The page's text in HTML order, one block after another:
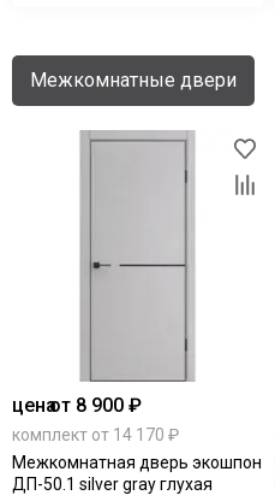
Межкомнатные двери
ценаот 8 900 ₽
комплект от 14 170 ₽
Межкомнатная дверь экошпон
ДП-50.1 silver gray глухая